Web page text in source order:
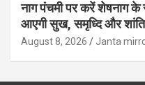
नाग पंचमी पर करें शेषनाग के
आएगी सुख, समृध्दि और शांति
August 8, 2026 Janta